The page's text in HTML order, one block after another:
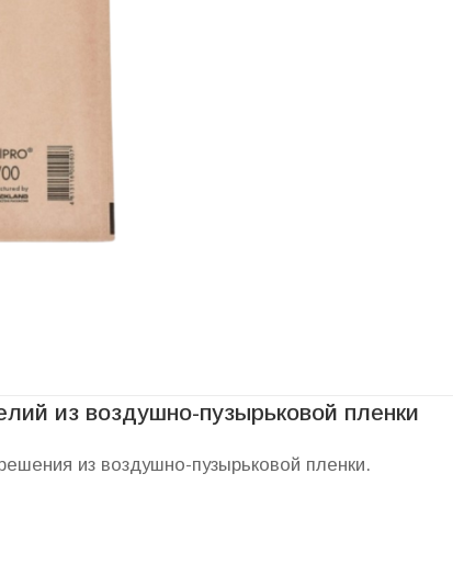
из воздушно-пузырьковой пленки
из воздушно-пузырьковой пленки.